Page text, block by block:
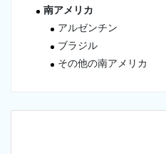
南アメリカ
アルゼンチン
ブラジル
その他の南アメリカ